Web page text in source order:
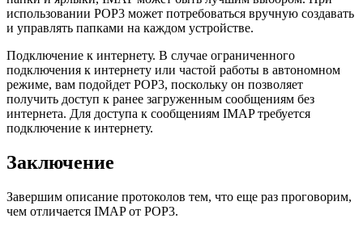
использовании POP3 может потребоваться вручную создавать
и управлять папками на каждом устройстве.
Подключение к интернету. В случае ограниченного
подключения к интернету или частой работы в автономном
режиме, вам подойдет POP3, поскольку он позволяет
получить доступ к ранее загруженным сообщениям без
интернета. Для доступа к сообщениям IMAP требуется
подключение к интернету.
Заключение
Завершим описание протоколов тем, что еще раз проговорим,
чем отличается IMAP от POP3.